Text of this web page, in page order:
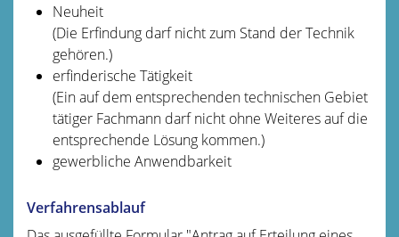
Neuheit
(Die Erfindung darf nicht zum Stand der Technik
gehören.)
erfinderische Tätigkeit
(Ein auf dem entsprechenden technischen Gebiet
tätiger Fachmann darf nicht ohne Weiteres auf die
entsprechende Lösung kommen.)
gewerbliche Anwendbarkeit
Verfahrensablauf